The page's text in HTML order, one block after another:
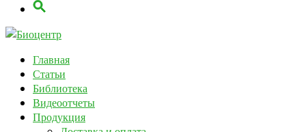
Главная
Статьи
Библиотека
Видеоотчеты
Продукция